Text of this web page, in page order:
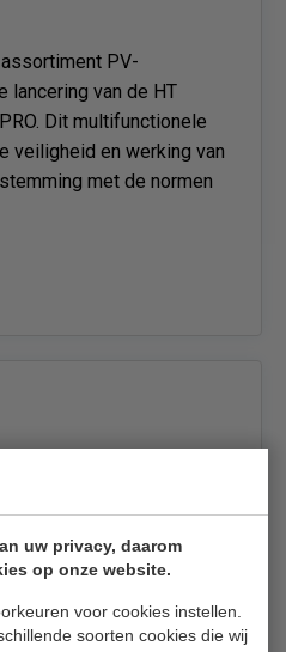
uw privacy, daarom
op onze website.
voor cookies instellen.
soorten cookies die wij
PV-
lancering van de HT
Dit multifunctionele
veiligheid en werking van
met de normen
met de Fluke 2052 en
Deze